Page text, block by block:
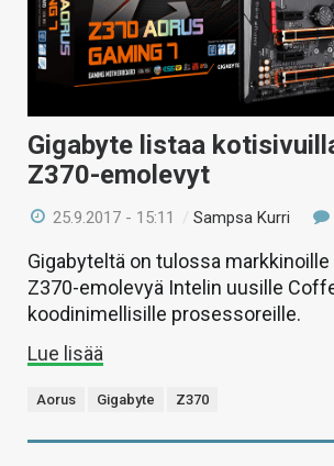
Gigabyte listaa
Z370-emolevyt
25.9.2017 - 15:11 /Sampsa Kurri
Gigabyteltä on tulossa
Z370-emolevyä Intelin uusille
koodinimellisille prosessoreille.
Lue lisää
Aorus Gigabyte Z370